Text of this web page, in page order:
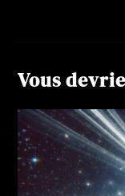
Vous